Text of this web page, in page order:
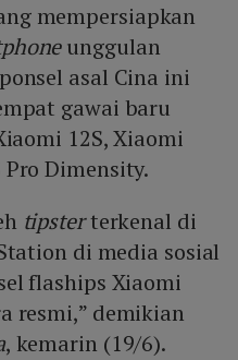
mempersiapkan
unggulan
asal Cina ini
gawai baru
12S, Xiaomi
Pro Dimensity.
tipsterterkenal di
di media sosial
flaships Xiaomi
resmi,” demikian
, kemarin (19/6).